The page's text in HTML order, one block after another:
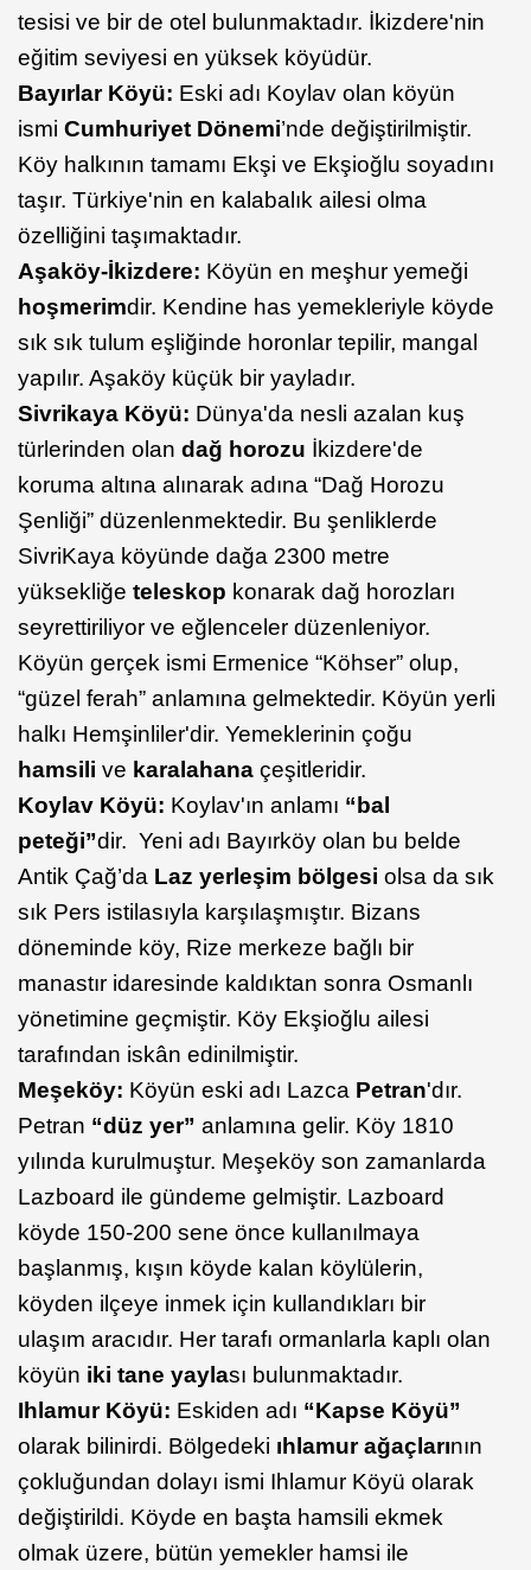
tesisi ve bir de otel bulunmaktadır. İkizdere'nin
eğitim seviyesi en yüksek köyüdür.
Bayırlar Köyü: Eski adı Koylav olan köyün
ismi Cumhuriyet Dönemi’nde değiştirilmiştir.
Köy halkının tamamı Ekşi ve Ekşioğlu soyadını
taşır. Türkiye'nin en kalabalık ailesi olma
özelliğini taşımaktadır.
Aşaköy-İkizdere: Köyün en meşhur yemeği
hoşmerimdir. Kendine has yemekleriyle köyde
sık sık tulum eşliğinde horonlar tepilir, mangal
yapılır. Aşaköy küçük bir yayladır.
Sivrikaya Köyü: Dünya'da nesli azalan kuş
türlerinden olan dağ horozu İkizdere'de
koruma altına alınarak adına “Dağ Horozu
Şenliği” düzenlenmektedir. Bu şenliklerde
SivriKaya köyünde dağa 2300 metre
yüksekliğe teleskop konarak dağ horozları
seyrettiriliyor ve eğlenceler düzenleniyor.
Köyün gerçek ismi Ermenice “Köhser” olup,
“güzel ferah” anlamına gelmektedir. Köyün yerli
halkı Hemşinliler'dir. Yemeklerinin çoğu
hamsili ve karalahana çeşitleridir.
Koylav Köyü: Koylav'ın anlamı “bal
peteği”dir. Yeni adı Bayırköy olan bu belde
Antik Çağ’da Laz yerleşim bölgesi olsa da sık
sık Pers istilasıyla karşılaşmıştır. Bizans
döneminde köy, Rize merkeze bağlı bir
manastır idaresinde kaldıktan sonra Osmanlı
yönetimine geçmiştir. Köy Ekşioğlu ailesi
tarafından iskân edinilmiştir.
Meşeköy: Köyün eski adı Lazca Petran'dır.
Petran “düz yer” anlamına gelir. Köy 1810
yılında kurulmuştur. Meşeköy son zamanlarda
Lazboard ile gündeme gelmiştir. Lazboard
köyde 150-200 sene önce kullanılmaya
başlanmış, kışın köyde kalan köylülerin,
köyden ilçeye inmek için kullandıkları bir
ulaşım aracıdır. Her tarafı ormanlarla kaplı olan
köyün iki tane yaylası bulunmaktadır.
Ihlamur Köyü: Eskiden adı “Kapse Köyü”
olarak bilinirdi. Bölgedeki ıhlamur ağaçlarının
çokluğundan dolayı ismi Ihlamur Köyü olarak
değiştirildi. Köyde en başta hamsili ekmek
olmak üzere, bütün yemekler hamsi ile